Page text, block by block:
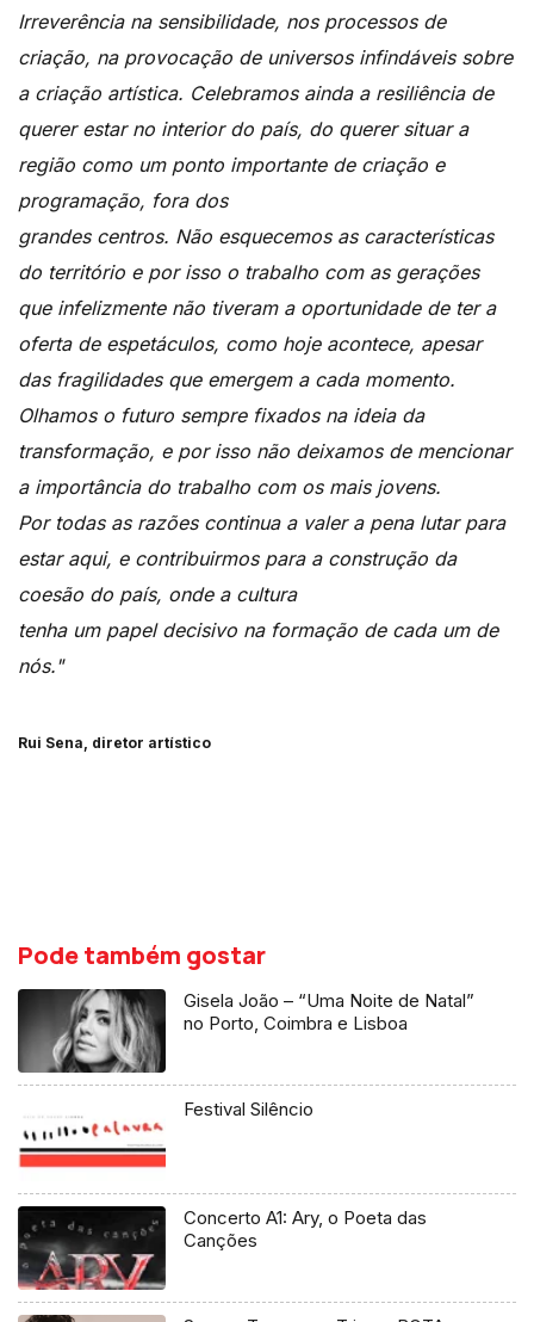
Irreverência na sensibilidade, nos processos de
criação, na provocação de universos infindáveis sobre
a criação artística. Celebramos ainda a resiliência de
querer estar no interior do país, do querer situar a
região como um ponto importante de criação e
programação, fora dos
grandes centros. Não esquecemos as características
do território e por isso o trabalho com as gerações
que infelizmente não tiveram a oportunidade de ter a
oferta de espetáculos, como hoje acontece, apesar
das fragilidades que emergem a cada momento.
Olhamos o futuro sempre fixados na ideia da
transformação, e por isso não deixamos de mencionar
a importância do trabalho com os mais jovens.
Por todas as razões continua a valer a pena lutar para
estar aqui, e contribuirmos para a construção da
coesão do país, onde a cultura
tenha um papel decisivo na formação de cada um de
nós."
Rui Sena, diretor artístico
Pode também gostar
Gisela João – “Uma Noite de Natal”
no Porto, Coimbra e Lisboa
Festival Silêncio
Concerto A1: Ary, o Poeta das
Canções